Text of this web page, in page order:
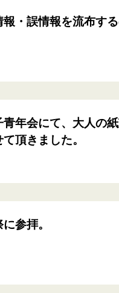
・誤情報を流布す
年会にて、大人の
頂きました。
参拝。